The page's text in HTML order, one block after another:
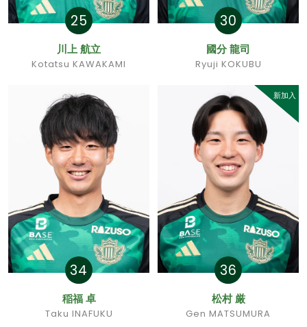
25
川上 航立
Kotatsu KAWAKAMI
30
國分 龍司
Ryuji KOKUBU
34
稲福 卓
Taku INAFUKU
新加入
36
松村 厳
Gen MATSUMURA